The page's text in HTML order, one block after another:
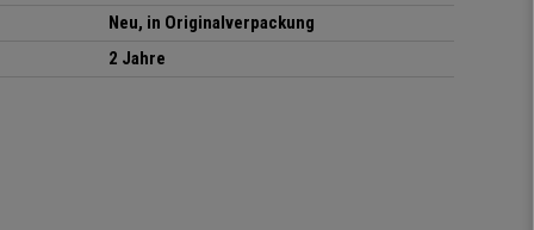
Neu, in Originalverpackung
2 Jahre